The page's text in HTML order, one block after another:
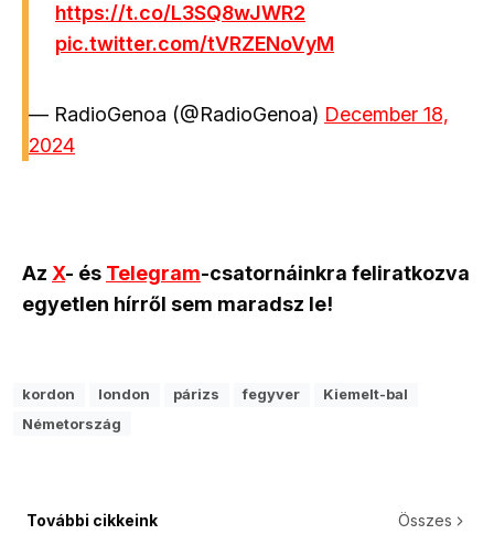
https://t.co/L3SQ8wJWR2
pic.twitter.com/tVRZENoVyM
— RadioGenoa (@RadioGenoa) December 18,
2024
Az X- és Telegram-csatornáinkra feliratkozva
egyetlen hírről sem maradsz le!
kordon london párizs fegyver
Kiemelt-bal
Németország
További cikkeink Összes